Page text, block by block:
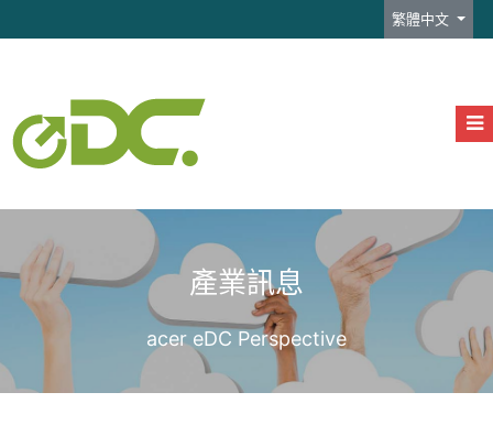
選擇你的語言
繁體中文
產業訊息
acer eDC Perspective